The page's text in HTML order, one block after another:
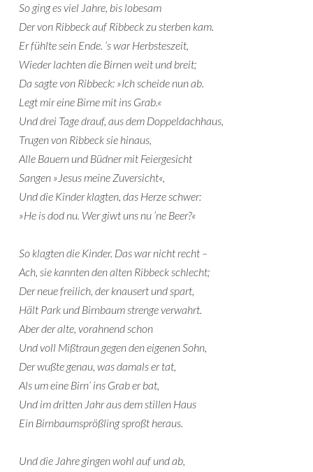
So ging es viel Jahre, bis lobesam
Der von Ribbeck auf Ribbeck zu sterben kam.
Er fühlte sein Ende. ’s war Herbsteszeit,
Wieder lachten die Birnen weit und breit;
Da sagte von Ribbeck: »Ich scheide nun ab.
Legt mir eine Birne mit ins Grab.«
Und drei Tage drauf, aus dem Doppeldachhaus,
Trugen von Ribbeck sie hinaus,
Alle Bauern und Büdner mit Feiergesicht
Sangen »Jesus meine Zuversicht«,
Und die Kinder klagten, das Herze schwer:
»He is dod nu. Wer giwt uns nu ’ne Beer?«
So klagten die Kinder. Das war nicht recht –
Ach, sie kannten den alten Ribbeck schlecht;
Der neue freilich, der knausert und spart,
Hält Park und Birnbaum strenge verwahrt.
Aber der alte, vorahnend schon
Und voll Mißtraun gegen den eigenen Sohn,
Der wußte genau, was damals er tat,
Als um eine Birn‘ ins Grab er bat,
Und im dritten Jahr aus dem stillen Haus
Ein Birnbaumsprößling sproßt heraus.
Und die Jahre gingen wohl auf und ab,